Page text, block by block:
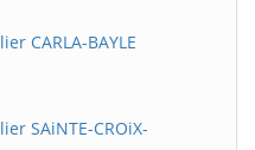
CARLA-BAYLE
SAiNTE-CROiX-